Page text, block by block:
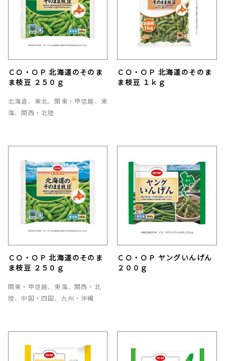
ＣＯ・ＯＰ 北海道のそのま
ま枝豆 ２５０ｇ
北海道、東北、関東・甲信越、東
海、関西・北陸
ＣＯ・ＯＰ 北海道のそのま
ま枝豆 １ｋｇ
ＣＯ・ＯＰ 北海道のそのま
ま枝豆 ２５０ｇ
関東・甲信越、東海、関西・北
陸、中国・四国、九州・沖縄
ＣＯ・ＯＰ ヤングいんげん
２００ｇ